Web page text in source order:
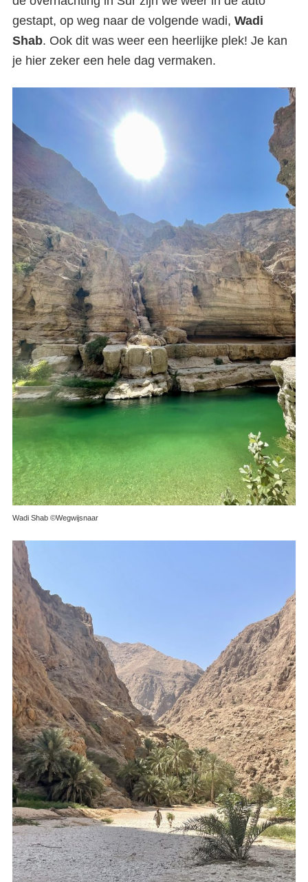
gestapt, op weg naar de volgende wadi, Wadi
Shab. Ook dit was weer een heerlijke plek! Je kan
je hier zeker een hele dag vermaken.
Wadi Shab ©Wegwijsnaar